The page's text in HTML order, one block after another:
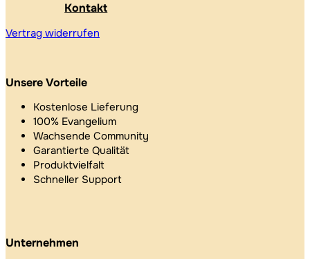
Kontakt
Vertrag widerrufen
Unsere Vorteile
Kostenlose Lieferung
100% Evangelium
Wachsende Community
Garantierte Qualität
Produktvielfalt
Schneller Support
Unternehmen